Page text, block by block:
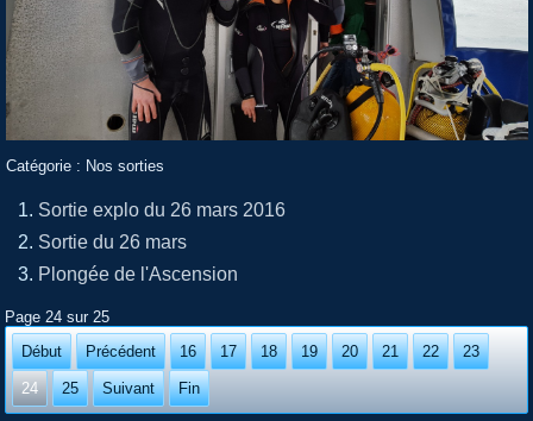
Catégorie : Nos sorties
Sortie explo du 26 mars 2016
Sortie du 26 mars
Plongée de l'Ascension
Page 24 sur 25
Début
Précédent 16 17 18 19 20 21 22 23
24 25 Suivant Fin